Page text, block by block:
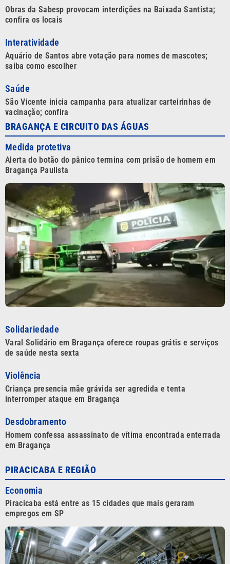
Obras da Sabesp provocam interdições na Baixada Santista;
confira os locais
Interatividade
Aquário de Santos abre votação para nomes de mascotes;
saiba como escolher
Saúde
São Vicente inicia campanha para atualizar carteirinhas de
vacinação; confira
BRAGANÇA E CIRCUITO DAS ÁGUAS
Medida protetiva
Alerta do botão do pânico termina com prisão de homem em
Bragança Paulista
Solidariedade
Varal Solidário em Bragança oferece roupas grátis e serviços
de saúde nesta sexta
Violência
Criança presencia mãe grávida ser agredida e tenta
interromper ataque em Bragança
Desdobramento
Homem confessa assassinato de vítima encontrada enterrada
em Bragança
PIRACICABA E REGIÃO
Economia
Piracicaba está entre as 15 cidades que mais geraram
empregos em SP